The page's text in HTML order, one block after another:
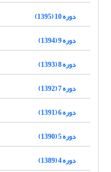
دوره 10 (1395)
دوره 9 (1394)
دوره 8 (1393)
دوره 7 (1392)
دوره 6 (1391)
دوره 5 (1390)
دوره 4 (1389)